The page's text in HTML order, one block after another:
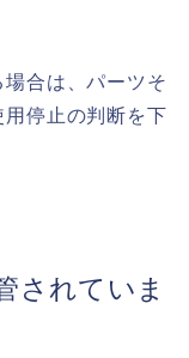
合は、パーツそ
停止の判断を下
されていま